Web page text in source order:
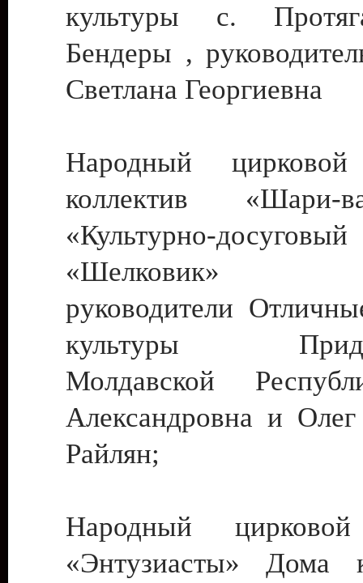
культуры с.
Бендеры ,
Светлана Георгиевна
Народный цирковой
коллектив
«Культурно-
«Шелковик»
руководители
культуры
Молдавской
Александровна и
Райлян;
Народный цирковой
«Энтузиасты» Дома